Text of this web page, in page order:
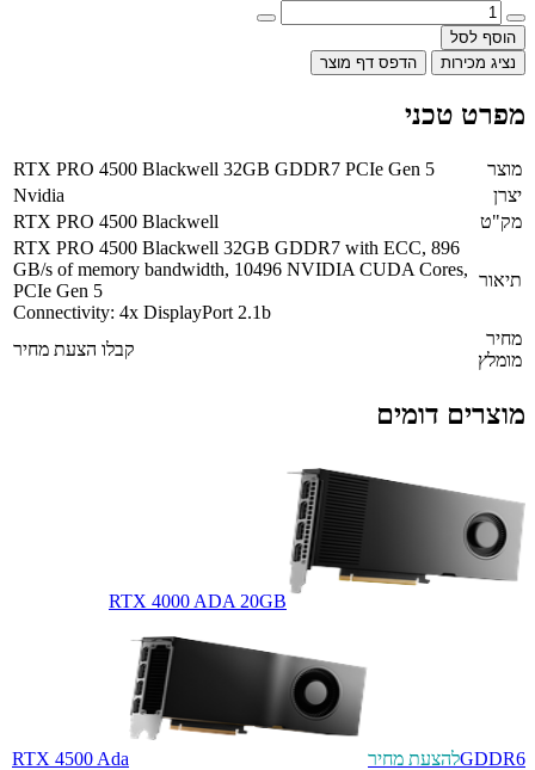
הוסף לסל
נציג מכירות
הדפס דף מוצר
מפרט טכני
מוצר
RTX PRO 4500 Blackwell 32GB GDDR7 PCIe Gen 5
יצרן
Nvidia
מק"ט
RTX PRO 4500 Blackwell
תיאור
RTX PRO 4500 Blackwell 32GB GDDR7 with ECC, 896
GB/s of memory bandwidth, 10496 NVIDIA CUDA Cores,
PCIe Gen 5
Connectivity: 4x DisplayPort 2.1b
מחיר
מומלץ
קבלו הצעת מחיר
מוצרים דומים
RTX 4000 ADA 20GB
GDDR6להצעת מחיר RTX 4500 Ada